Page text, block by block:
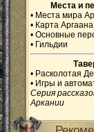
Места и
• Места мира
• Карта Аргаана
• Основные
• Гильдии
• Расколотая
• Игры и
Серия
Аркании